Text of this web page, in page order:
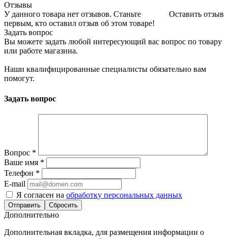
Отзывы
Оставить отзыв
У данного товара нет отзывов. Станьте
первым, кто оставил отзыв об этом товаре!
Задать вопрос
Вы можете задать любой интересующий вас вопрос по товару
или работе магазина.
Наши квалифицированные специалисты обязательно вам
помогут.
Задать вопрос
Вопрос *
Ваше имя *
Телефон *
E-mail
Я согласен на обработку персональных данных
Сбросить
Дополнительно
Дополнительная вкладка, для размещения информации о